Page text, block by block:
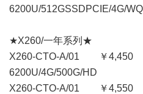
6200U/512GSSDPCIE/4G/
★X260/一年系
X260-CTO-A/01 ￥
6200U/4G/500G/HD
X260-CTO-A/01 ￥